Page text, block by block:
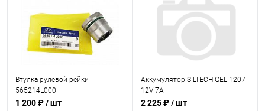
Втулка рулевой рейки
565214L000
1 200 ₽/ шт
Аккумулятор SILTECH GEL 1207
12V 7A
2 225 ₽/ шт